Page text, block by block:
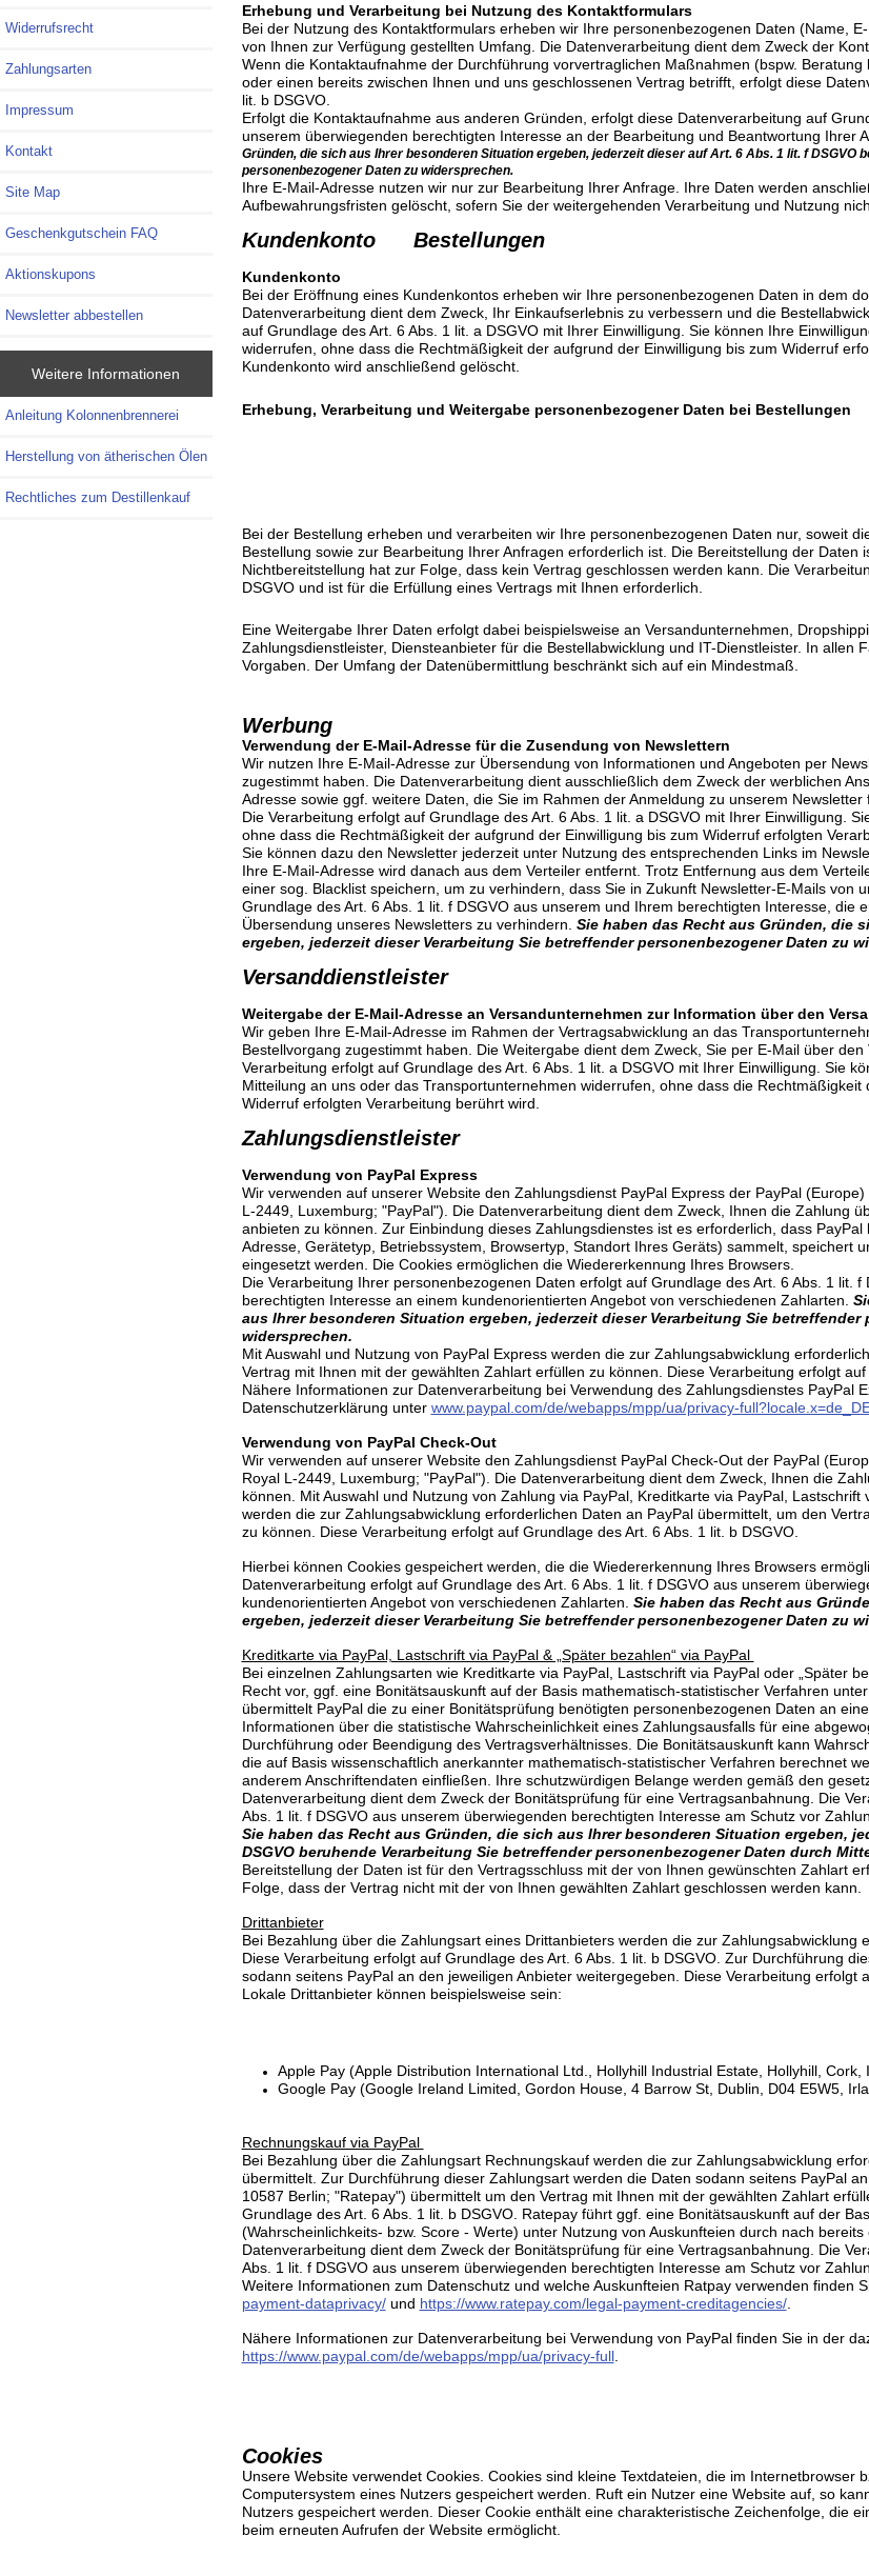
Widerrufsrecht
Zahlungsarten
Impressum
Kontakt
Site Map
Geschenkgutschein FAQ
Aktionskupons
Newsletter abbestellen
Weitere Informationen
Anleitung Kolonnenbrennerei
Herstellung von ätherischen Ölen
Rechtliches zum Destillenkauf
Erhebung und Verarbeitung bei Nutzung des Kontaktformulars
Bei der Nutzung des Kontaktformulars erheben wir Ihre personenbezogenen Daten (Name,
von Ihnen zur Verfügung gestellten Umfang. Die Datenverarbeitung dient dem Zweck der
Wenn die Kontaktaufnahme der Durchführung vorvertraglichen Maßnahmen (bspw.
oder einen bereits zwischen Ihnen und uns geschlossenen Vertrag betrifft, erfolgt diese
lit. b DSGVO.
Erfolgt die Kontaktaufnahme aus anderen Gründen, erfolgt diese Datenverarbeitung auf
unserem überwiegenden berechtigten Interesse an der Bearbeitung und Beantwortung Ihrer
Gründen, die sich aus Ihrer besonderen Situation ergeben, jederzeit dieser auf Art. 6 Abs. 1 lit. f DSGVO
personenbezogener Daten zu widersprechen.
Ihre E-Mail-Adresse nutzen wir nur zur Bearbeitung Ihrer Anfrage. Ihre Daten werden
Aufbewahrungsfristen gelöscht, sofern Sie der weitergehenden Verarbeitung und Nutzung
Kundenkonto Bestellungen
Kundenkonto
Bei der Eröffnung eines Kundenkontos erheben wir Ihre personenbezogenen Daten in dem
Datenverarbeitung dient dem Zweck, Ihr Einkaufserlebnis zu verbessern und die
auf Grundlage des Art. 6 Abs. 1 lit. a DSGVO mit Ihrer Einwilligung. Sie können Ihre
widerrufen, ohne dass die Rechtmäßigkeit der aufgrund der Einwilligung bis zum Widerruf
Kundenkonto wird anschließend gelöscht.
Erhebung, Verarbeitung und Weitergabe personenbezogener Daten bei Bestellungen
Bei der Bestellung erheben und verarbeiten wir Ihre personenbezogenen Daten nur, soweit
Bestellung sowie zur Bearbeitung Ihrer Anfragen erforderlich ist. Die Bereitstellung der Daten
Nichtbereitstellung hat zur Folge, dass kein Vertrag geschlossen werden kann. Die
DSGVO und ist für die Erfüllung eines Vertrags mit Ihnen erforderlich.
Eine Weitergabe Ihrer Daten erfolgt dabei beispielsweise an Versandunternehmen,
Zahlungsdienstleister, Diensteanbieter für die Bestellabwicklung und IT-Dienstleister. In allen
Vorgaben. Der Umfang der Datenübermittlung beschränkt sich auf ein Mindestmaß.
Werbung
Verwendung der E-Mail-Adresse für die Zusendung von Newslettern
Wir nutzen Ihre E-Mail-Adresse zur Übersendung von Informationen und Angeboten per
zugestimmt haben. Die Datenverarbeitung dient ausschließlich dem Zweck der werblichen
Adresse sowie ggf. weitere Daten, die Sie im Rahmen der Anmeldung zu unserem Newsletter
Die Verarbeitung erfolgt auf Grundlage des Art. 6 Abs. 1 lit. a DSGVO mit Ihrer Einwilligung.
ohne dass die Rechtmäßigkeit der aufgrund der Einwilligung bis zum Widerruf erfolgten
Sie können dazu den Newsletter jederzeit unter Nutzung des entsprechenden Links im
Ihre E-Mail-Adresse wird danach aus dem Verteiler entfernt. Trotz Entfernung aus dem
einer sog. Blacklist speichern, um zu verhindern, dass Sie in Zukunft Newsletter-E-Mails von
Grundlage des Art. 6 Abs. 1 lit. f DSGVO aus unserem und Ihrem berechtigten Interesse, die
Übersendung unseres Newsletters zu verhindern. Sie haben das Recht aus Gründen, die
ergeben, jederzeit dieser Verarbeitung Sie betreffender personenbezogener Daten zu
Versanddienstleister
Weitergabe der E-Mail-Adresse an Versandunternehmen zur Information über den
Wir geben Ihre E-Mail-Adresse im Rahmen der Vertragsabwicklung an das
Bestellvorgang zugestimmt haben. Die Weitergabe dient dem Zweck, Sie per E-Mail über
Verarbeitung erfolgt auf Grundlage des Art. 6 Abs. 1 lit. a DSGVO mit Ihrer Einwilligung. Sie
Mitteilung an uns oder das Transportunternehmen widerrufen, ohne dass die
Widerruf erfolgten Verarbeitung berührt wird.
Zahlungsdienstleister
Verwendung von PayPal Express
Wir verwenden auf unserer Website den Zahlungsdienst PayPal Express der PayPal
L-2449, Luxemburg; "PayPal"). Die Datenverarbeitung dient dem Zweck, Ihnen die Zahlung
anbieten zu können. Zur Einbindung dieses Zahlungsdienstes ist es erforderlich, dass
Adresse, Gerätetyp, Betriebssystem, Browsertyp, Standort Ihres Geräts) sammelt, speichert
eingesetzt werden. Die Cookies ermöglichen die Wiedererkennung Ihres Browsers.
Die Verarbeitung Ihrer personenbezogenen Daten erfolgt auf Grundlage des Art. 6 Abs. 1 lit.
berechtigten Interesse an einem kundenorientierten Angebot von verschiedenen Zahlarten.
aus Ihrer besonderen Situation ergeben, jederzeit dieser Verarbeitung Sie betreffender
widersprechen.
Mit Auswahl und Nutzung von PayPal Express werden die zur Zahlungsabwicklung
Vertrag mit Ihnen mit der gewählten Zahlart erfüllen zu können. Diese Verarbeitung erfolgt
Nähere Informationen zur Datenverarbeitung bei Verwendung des Zahlungsdienstes PayPal
Datenschutzerklärung unter www.paypal.com/de/webapps/mpp/ua/privacy-
Verwendung von PayPal Check-Out
Wir verwenden auf unserer Website den Zahlungsdienst PayPal Check-Out der PayPal
Royal L-2449, Luxemburg; "PayPal"). Die Datenverarbeitung dient dem Zweck, Ihnen die
können. Mit Auswahl und Nutzung von Zahlung via PayPal, Kreditkarte via PayPal, Lastschrift
werden die zur Zahlungsabwicklung erforderlichen Daten an PayPal übermittelt, um den
zu können. Diese Verarbeitung erfolgt auf Grundlage des Art. 6 Abs. 1 lit. b DSGVO.
Hierbei können Cookies gespeichert werden, die die Wiedererkennung Ihres Browsers
Datenverarbeitung erfolgt auf Grundlage des Art. 6 Abs. 1 lit. f DSGVO aus unserem
kundenorientierten Angebot von verschiedenen Zahlarten. Sie haben das Recht aus
ergeben, jederzeit dieser Verarbeitung Sie betreffender personenbezogener Daten zu
Kreditkarte via PayPal, Lastschrift via PayPal & „Später bezahlen“ via PayPal
Bei einzelnen Zahlungsarten wie Kreditkarte via PayPal, Lastschrift via PayPal oder „Später
Recht vor, ggf. eine Bonitätsauskunft auf der Basis mathematisch-statistischer Verfahren
übermittelt PayPal die zu einer Bonitätsprüfung benötigten personenbezogenen Daten an
Informationen über die statistische Wahrscheinlichkeit eines Zahlungsausfalls für eine
Durchführung oder Beendigung des Vertragsverhältnisses. Die Bonitätsauskunft kann
die auf Basis wissenschaftlich anerkannter mathematisch-statistischer Verfahren berechnet
anderem Anschriftendaten einfließen. Ihre schutzwürdigen Belange werden gemäß den
Datenverarbeitung dient dem Zweck der Bonitätsprüfung für eine Vertragsanbahnung. Die
Abs. 1 lit. f DSGVO aus unserem überwiegenden berechtigten Interesse am Schutz vor
Sie haben das Recht aus Gründen, die sich aus Ihrer besonderen Situation ergeben,
DSGVO beruhende Verarbeitung Sie betreffender personenbezogener Daten durch
Bereitstellung der Daten ist für den Vertragsschluss mit der von Ihnen gewünschten Zahlart
Folge, dass der Vertrag nicht mit der von Ihnen gewählten Zahlart geschlossen werden kann.
Drittanbieter
Bei Bezahlung über die Zahlungsart eines Drittanbieters werden die zur Zahlungsabwicklung
Diese Verarbeitung erfolgt auf Grundlage des Art. 6 Abs. 1 lit. b DSGVO. Zur Durchführung
sodann seitens PayPal an den jeweiligen Anbieter weitergegeben. Diese Verarbeitung erfolgt
Lokale Drittanbieter können beispielsweise sein:
Apple Pay (Apple Distribution International Ltd., Hollyhill Industrial Estate, Hollyhill, Cork,
Google Pay (Google Ireland Limited, Gordon House, 4 Barrow St, Dublin, D04 E5W5,
Rechnungskauf via PayPal
Bei Bezahlung über die Zahlungsart Rechnungskauf werden die zur Zahlungsabwicklung
übermittelt. Zur Durchführung dieser Zahlungsart werden die Daten sodann seitens PayPal
10587 Berlin; "Ratepay") übermittelt um den Vertrag mit Ihnen mit der gewählten Zahlart
Grundlage des Art. 6 Abs. 1 lit. b DSGVO. Ratepay führt ggf. eine Bonitätsauskunft auf der
(Wahrscheinlichkeits- bzw. Score - Werte) unter Nutzung von Auskunfteien durch nach
Datenverarbeitung dient dem Zweck der Bonitätsprüfung für eine Vertragsanbahnung. Die
Abs. 1 lit. f DSGVO aus unserem überwiegenden berechtigten Interesse am Schutz vor
Weitere Informationen zum Datenschutz und welche Auskunfteien Ratpay verwenden finden
payment-dataprivacy/und https://www.ratepay.com/legal-payment-creditagencies/.
Nähere Informationen zur Datenverarbeitung bei Verwendung von PayPal finden Sie in der
https://www.paypal.com/de/webapps/mpp/ua/privacy-full.
Cookies
Unsere Website verwendet Cookies. Cookies sind kleine Textdateien, die im Internetbrowser
Computersystem eines Nutzers gespeichert werden. Ruft ein Nutzer eine Website auf, so
Nutzers gespeichert werden. Dieser Cookie enthält eine charakteristische Zeichenfolge, die
beim erneuten Aufrufen der Website ermöglicht.